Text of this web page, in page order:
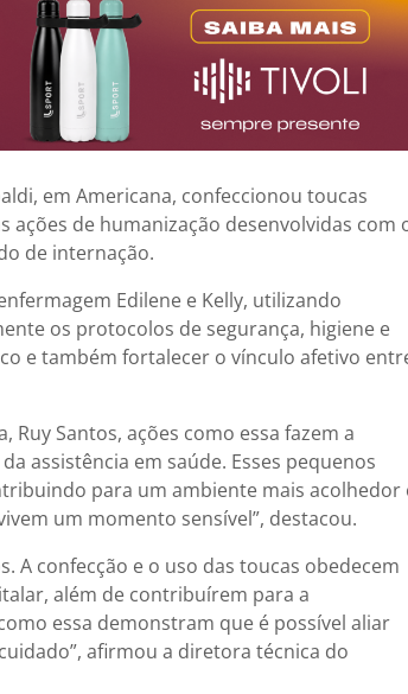
em Americana, confeccionou toucas
ações de humanização desenvolvidas com
de internação.
Edilene e Kelly, utilizando
os protocolos de segurança, higiene e
e também fortalecer o vínculo afetivo
Santos, ações como essa fazem a
assistência em saúde. Esses pequenos
para um ambiente mais acolhedor
um momento sensível”, destacou.
A confecção e o uso das toucas obedecem
além de contribuírem para a
essa demonstram que é possível aliar
afirmou a diretora técnica do